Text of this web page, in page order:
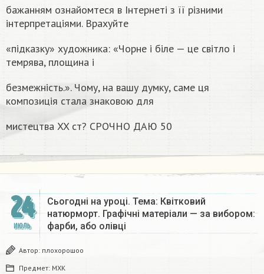
бажанням ознайомтеся в Інтернеті з її різними
інтерпретаціями. Врахуйте
«підказку» художника: «Чорне і біле — це світло і
темрява, площина і
безмежність.». Чому, на вашу думку, саме ця
композиція стала знаковою для
мистецтва XX ст? СРОЧНО ДАЮ 50​
24
ИЮЛЬ
Сьогодні на уроці. Тема: Квітковий
натюрморт. Графічні матеріали — за вибором:
фарби, або олівці​
Автор: плохорошоо
Предмет: МХК